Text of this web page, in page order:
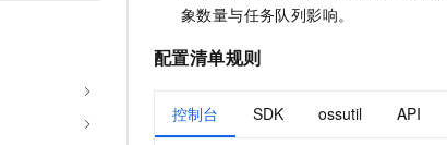
象数量与任务队列影响。
配置清单规则
控制台 SDK ossutil API